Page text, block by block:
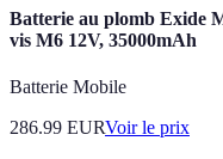
Batterie au plomb Exide
vis M6 12V, 35000mAh
Batterie Mobile
286.99 EURVoir le prix